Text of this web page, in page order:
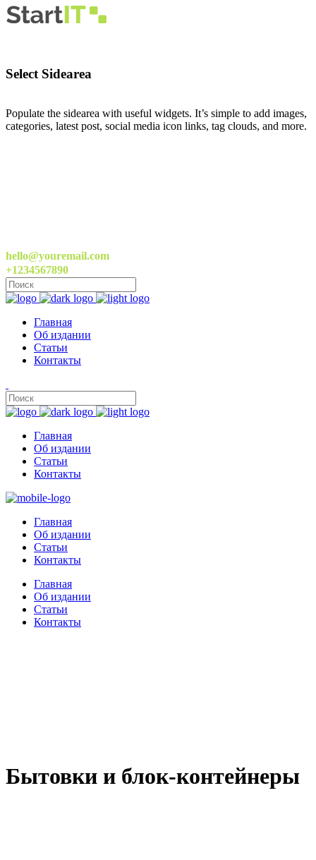
Select Sidearea
Populate the sidearea with useful widgets. It’s simple to add images,
categories, latest post, social media icon links, tag clouds, and more.
hello@youremail.com
+1234567890
Главная
Об издании
Статьи
Контакты
Главная
Об издании
Статьи
Контакты
Главная
Об издании
Статьи
Контакты
Главная
Об издании
Статьи
Контакты
Бытовки и блок-контейнеры